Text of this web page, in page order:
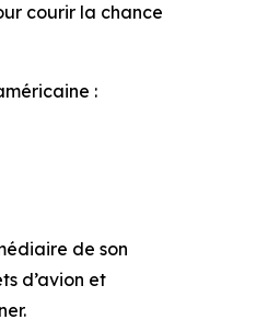
courir la chance
:
de son
d’avion et